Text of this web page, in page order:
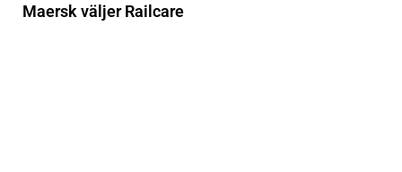
Maersk väljer Railcare